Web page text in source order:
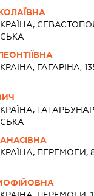
ГАГАРІНА,
ПЕРЕМОГИ,